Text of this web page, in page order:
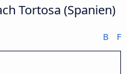
Tortosa (Spanien)
B F